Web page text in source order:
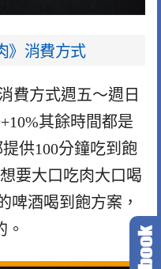
》消費方式
費方式週五～週日
其餘時間都是
供100分鐘吃到飽
要大口吃肉大口喝
啤酒喝到飽方案，
。